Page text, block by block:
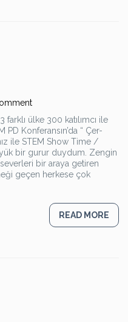
farklı ülke 300 katılımcı ile
PD Konferansın’da “ Çer-
ile STEM Show Time /
bir gurur duydum. Zengin
bir araya getiren
geçen herkese çok
READ MORE